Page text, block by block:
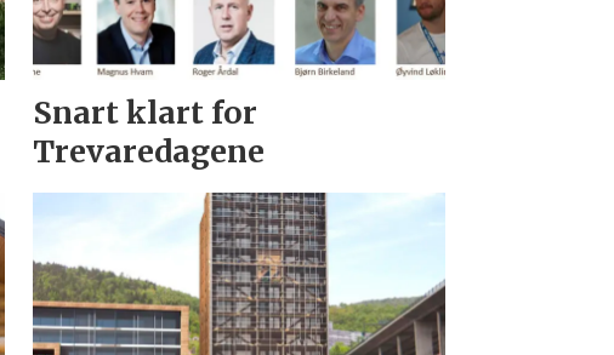
Snart klart for
Trevaredagene